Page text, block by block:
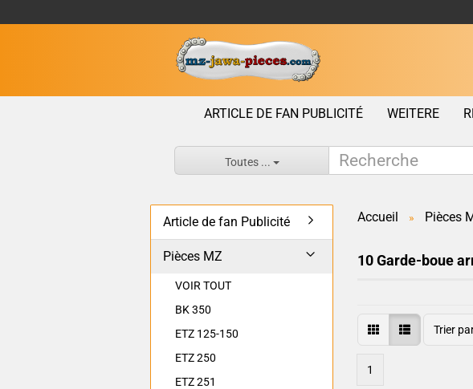
ARTICLE DE FAN PUBLICITÉ WEITERE
Toutes ...
Accueil » Pièces
10 Garde-boue
Trier
1
Article de fan Publicité
Pièces MZ
VOIR TOUT
BK 350
ETZ 125-150
ETZ 250
ETZ 251